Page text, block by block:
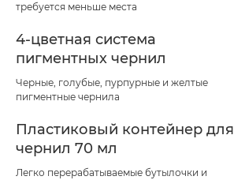
требуется меньше места
4-цветная система
пигментных чернил
Черные, голубые, пурпурные и желтые
пигментные чернила
Пластиковый контейнер для
чернил 70 мл
Легко перерабатываемые бутылочки и